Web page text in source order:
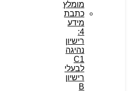
מומלץ
כתבת
מידע
4:
רישיון
נהיגה
C1
לבעלי
רישיון
B